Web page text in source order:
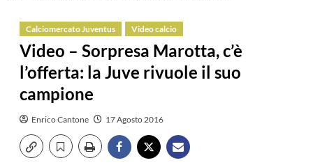
Calciomercato Juventus Video calcio
Video – Sorpresa Marotta, c’è
l’offerta: la Juve rivuole il suo
campione
Enrico Cantone 17 Agosto 2016